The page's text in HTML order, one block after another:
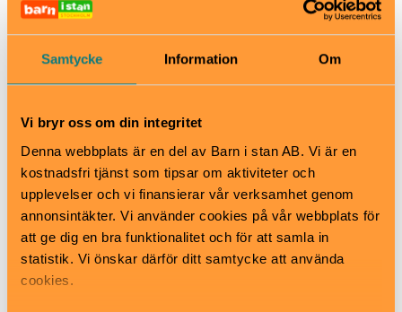
Samtycke Information Om
Vi bryr oss om din integritet
Denna webbplats är en del av Barn i stan AB. Vi är en
kostnadsfri tjänst som tipsar om aktiviteter och
upplevelser och vi finansierar vår verksamhet genom
annonsintäkter. Vi använder cookies på vår webbplats för
att ge dig en bra funktionalitet och för att samla in
statistik. Vi önskar därför ditt samtycke att använda
cookies.
Vi använder Ungapped som vår
nyhetsbrevsplattform och genom att klicka
kommer att överföras till Ungapped för
behandling.Här kan du läsa vår
avregistrera dig från våra utskick genom att
klicka längst ner i nyhetsbreven.
Anmäl nu!